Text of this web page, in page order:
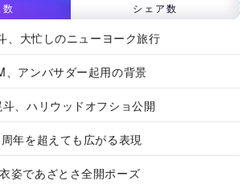
シェア数
、大忙しのニューヨーク旅行
、アンバサダー起用の背景
、ハリウッドオフショ公開
年を超えても広がる表現
姿であざとさ全開ポーズ